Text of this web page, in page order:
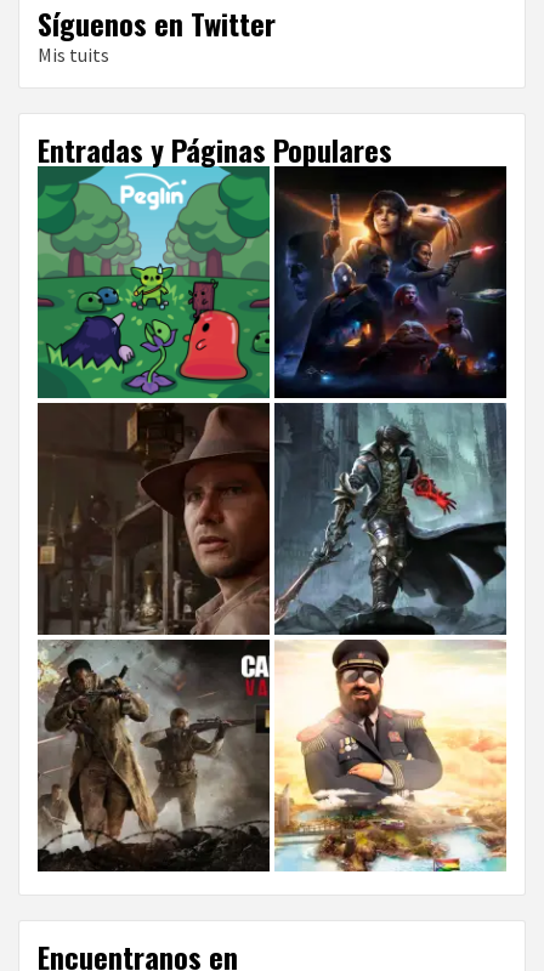
Síguenos en Twitter
Mis tuits
Entradas y Páginas Populares
Encuentranos en